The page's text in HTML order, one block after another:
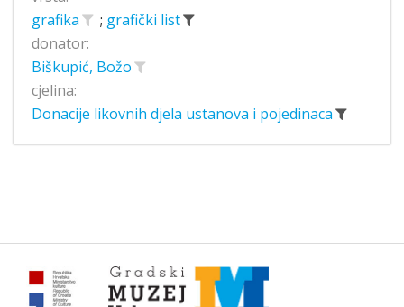
grafika
; grafički list
donator:
Biškupić, Božo
cjelina:
Donacije likovnih djela ustanova i pojedinaca